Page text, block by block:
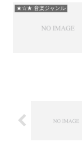
★☆★ 音楽ジャンル